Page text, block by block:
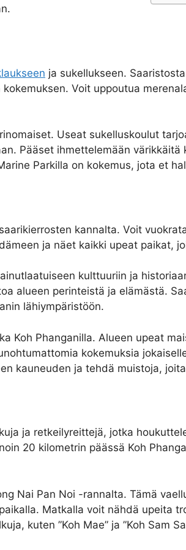
ja sukellukseen.
Voit uppoutua
Useat sukelluskoulut
Pääset ihmettelemään värikkäitä
Parkilla on kokemus, jota et
kannalta. Voit
ja näet kaikki upeat paikat,
kulttuuriin ja
alueen perinteistä ja elämästä.
lähiympäristöön.
Koh Phanganilla. Alueen upeat
kokemuksia
kauneuden ja tehdä muistoja,
ja retkeilyreittejä, jotka
20 kilometrin päässä Koh
Nai Pan Noi -rannalta. Tämä
Matkalla voit nähdä upeita
kuten ”Koh Mae” ja ”Koh Sam